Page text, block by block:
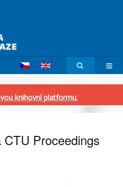
knihovní platformu.
Proceedings